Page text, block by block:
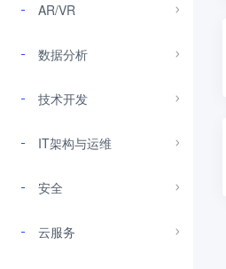
AR/VR
数据分析
技术开发
IT架构与运维
安全
云服务